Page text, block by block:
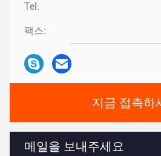
Tel:
팩스:
지금 접촉하
메일을 보내주세요